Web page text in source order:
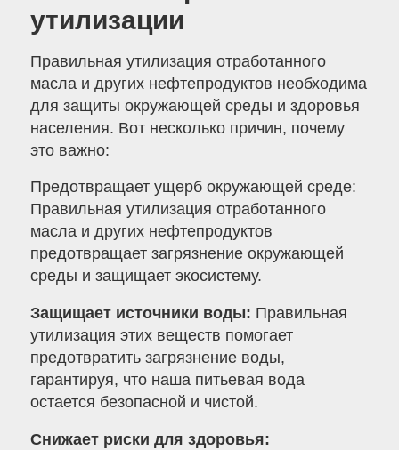
утилизации
Правильная утилизация отработанного
масла и других нефтепродуктов необходима
для защиты окружающей среды и здоровья
населения. Вот несколько причин, почему
это важно:
Предотвращает ущерб окружающей среде:
Правильная утилизация отработанного
масла и других нефтепродуктов
предотвращает загрязнение окружающей
среды и защищает экосистему.
Защищает источники воды: Правильная
утилизация этих веществ помогает
предотвратить загрязнение воды,
гарантируя, что наша питьевая вода
остается безопасной и чистой.
Снижает риски для здоровья: